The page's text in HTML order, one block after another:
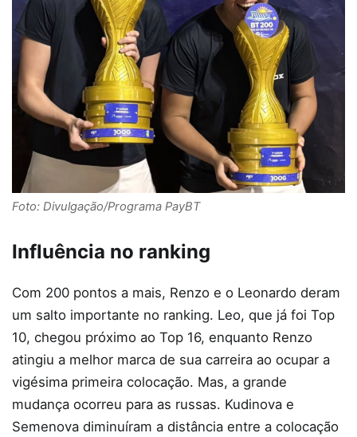
Foto: Divulgação/Programa PayBT
Influência no ranking
Com 200 pontos a mais, Renzo e o Leonardo deram
um salto importante no ranking. Leo, que já foi Top
10, chegou próximo ao Top 16, enquanto Renzo
atingiu a melhor marca de sua carreira ao ocupar a
vigésima primeira colocação. Mas, a grande
mudança ocorreu para as russas. Kudinova e
Semenova diminuíram a distância entre a colocação